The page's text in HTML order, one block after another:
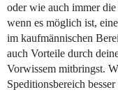
oder wie auch immer
wenn es möglich ist,
im kaufmännischen
auch Vorteile durch
Vorwissem mitbringst.
Speditionsbereich